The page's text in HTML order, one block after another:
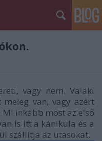
vagy nem. Valaki
van, vagy azért
inkább most az első
is itt a kánikula és a
szállítja az utasokat.